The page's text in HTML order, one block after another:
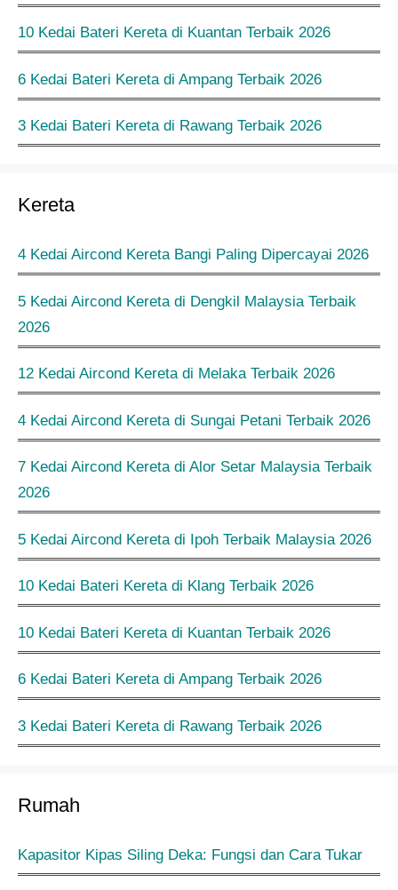
10 Kedai Bateri Kereta di Kuantan Terbaik 2026
6 Kedai Bateri Kereta di Ampang Terbaik 2026
3 Kedai Bateri Kereta di Rawang Terbaik 2026
Kereta
4 Kedai Aircond Kereta Bangi Paling Dipercayai 2026
5 Kedai Aircond Kereta di Dengkil Malaysia Terbaik
2026
12 Kedai Aircond Kereta di Melaka Terbaik 2026
4 Kedai Aircond Kereta di Sungai Petani Terbaik 2026
7 Kedai Aircond Kereta di Alor Setar Malaysia Terbaik
2026
5 Kedai Aircond Kereta di Ipoh Terbaik Malaysia 2026
10 Kedai Bateri Kereta di Klang Terbaik 2026
10 Kedai Bateri Kereta di Kuantan Terbaik 2026
6 Kedai Bateri Kereta di Ampang Terbaik 2026
3 Kedai Bateri Kereta di Rawang Terbaik 2026
Rumah
Kapasitor Kipas Siling Deka: Fungsi dan Cara Tukar